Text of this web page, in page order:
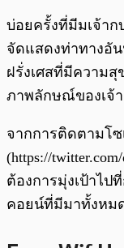
บ่อยครั้งที่มีมเจ้าก
จัดแสดงท่าทางอั
ฝรั่งเศสที่มีความสุ
ภาพลักษณ์ของเจ้า
จากการติดตามโซ
(https://
ต้องการมุ่งเป้าไป
คอยน์ที่มีมาทั้งหม